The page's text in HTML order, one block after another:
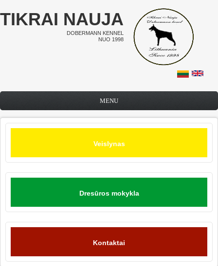
Pereiti į pagrindinį turinį
TIKRAI NAUJA
DOBERMANN KENNEL
NUO 1998
MENU
Veislynas
Dresūros mokykla
Kontaktai